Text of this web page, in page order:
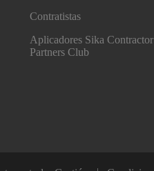
Contratistas
Aplicadores Sika Contractor
Partners Club